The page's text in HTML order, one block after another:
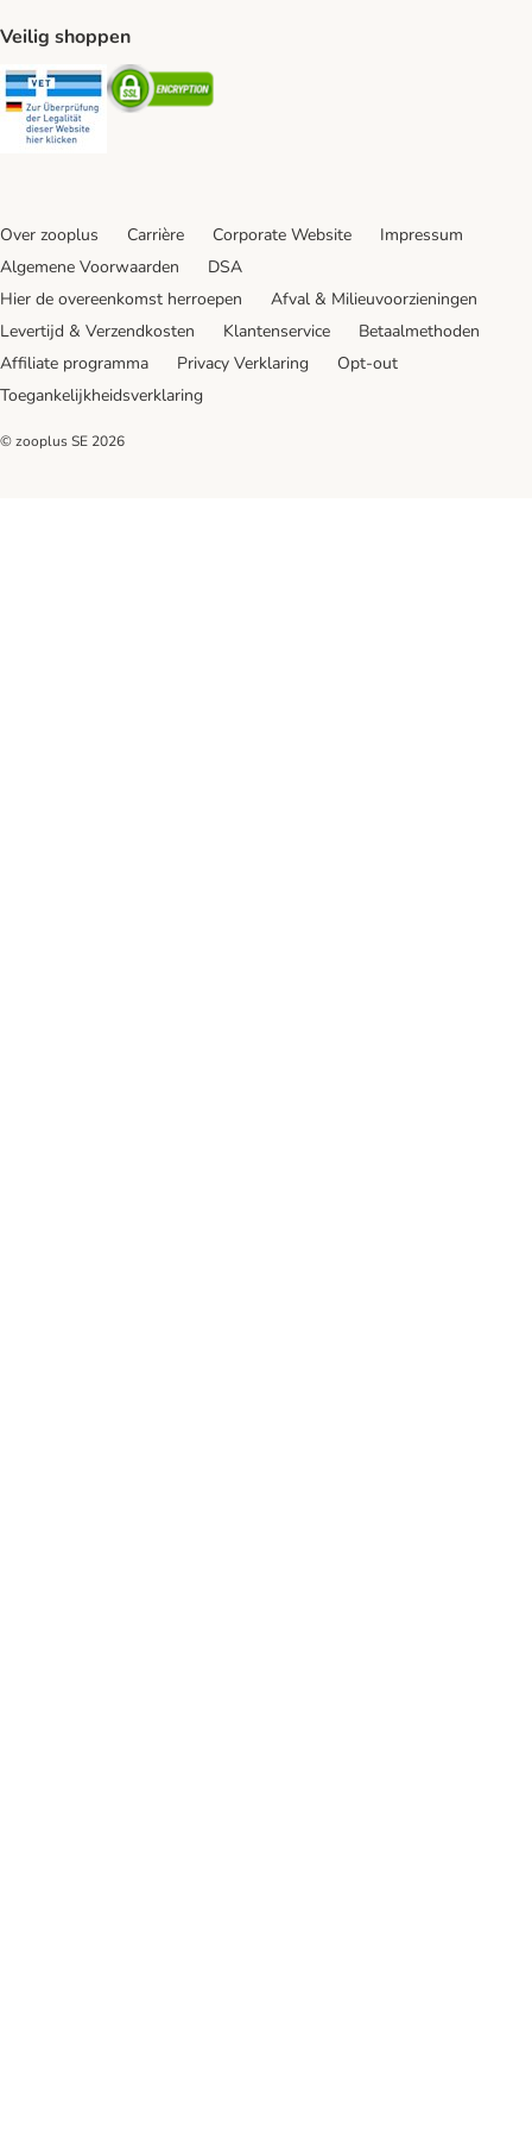
Veilig shoppen
Security Security
Over zooplus Carrière Corporate Website
Impressum
Algemene Voorwaarden
DSA
Hier de overeenkomst herroepen
Afval & Milieuvoorzieningen
Levertijd & Verzendkosten
Klantenservice
Betaalmethoden
Affiliate programma
Privacy Verklaring
Opt-out
Toegankelijkheidsverklaring
© zooplus SE 2026